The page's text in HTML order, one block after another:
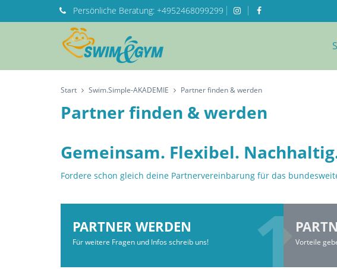
Persönliche Beratung: +4952468099299
Start Swim.Simple-AKADEMIE Partner finden & werden
Partner finden & werden
Gemeinsam. Flexibel.
Fordere schon gleich deine Partnervereinbarung für das
PARTNER WERDEN
Für weitere Fragen und Infos schreib uns! Vorteile